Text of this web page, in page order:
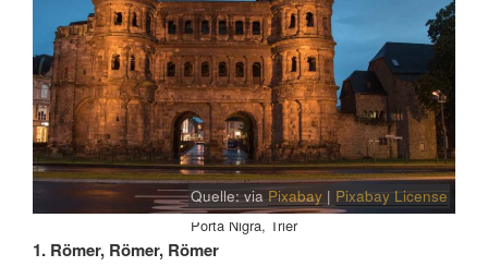
Quelle: via Pixabay| Pixabay License
Porta Nigra, Trier
1. Römer, Römer, Römer